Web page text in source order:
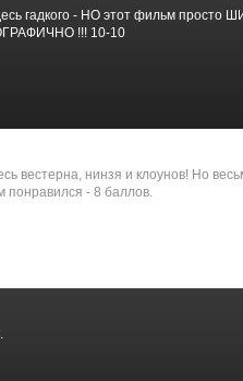
гадкого - НО этот фильм
!!! 10-10
вестерна, нинзя и клоунов! Но
понравился - 8 баллов.